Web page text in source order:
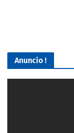
Anuncio !